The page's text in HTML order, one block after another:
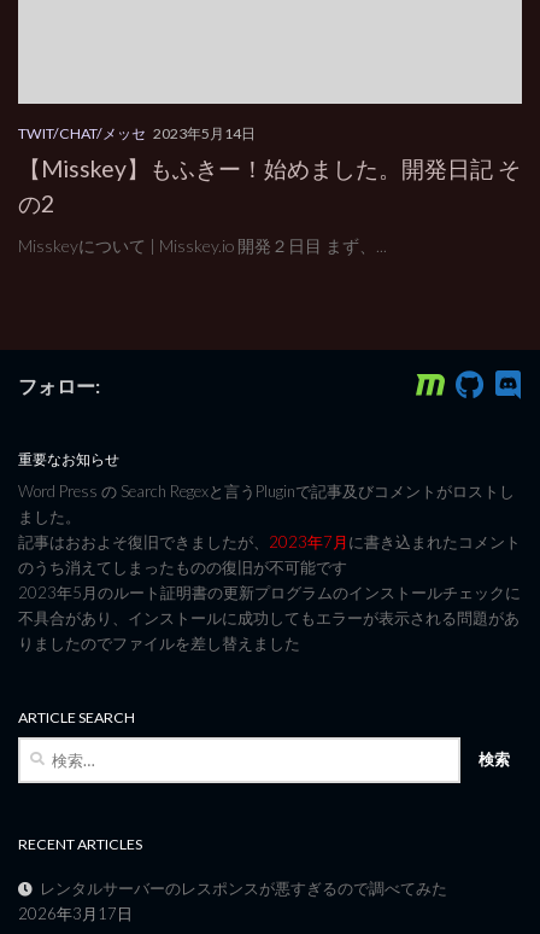
TWIT/CHAT/メッセ 2023年5月14日
【Misskey】もふきー！始めました。開発日記 そ
の2
Misskeyについて | Misskey.io 開発２日目 まず、...
フォロー:
重要なお知らせ
Word Press の Search Regexと言うPluginで記事及びコメントがロストし
ました。
記事はおおよそ復旧できましたが、 2023年7月に書き込まれたコメント
のうち消えてしまったものの復旧が不可能です
2023年5月のルート証明書の更新プログラムのインストールチェックに
不具合があり、インストールに成功してもエラーが表示される問題があ
りましたのでファイルを差し替えました
ARTICLE SEARCH
RECENT ARTICLES
レンタルサーバーのレスポンスが悪すぎるので調べてみた
2026年3月17日